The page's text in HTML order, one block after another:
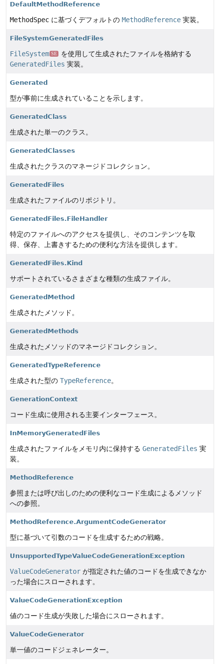
DefaultMethodReference
MethodSpec に基づくデフォルトの MethodReference 実装。
FileSystemGeneratedFiles
FileSystem SE
を使用して生成されたファイルを格納する
GeneratedFiles 実装。
Generated
型が事前に生成されていることを示します。
GeneratedClass
生成された単一のクラス。
GeneratedClasses
生成されたクラスのマネージドコレクション。
GeneratedFiles
生成されたファイルのリポジトリ。
GeneratedFiles.FileHandler
特定のファイルへのアクセスを提供し、そのコンテンツを取
得、保存、上書きするための便利な方法を提供します。
GeneratedFiles.Kind
サポートされているさまざまな種類の生成ファイル。
GeneratedMethod
生成されたメソッド。
GeneratedMethods
生成されたメソッドのマネージドコレクション。
GeneratedTypeReference
生成された型の TypeReference。
GenerationContext
コード生成に使用される主要インターフェース。
InMemoryGeneratedFiles
生成されたファイルをメモリ内に保持する GeneratedFiles 実
装。
MethodReference
参照または呼び出しのための便利なコード生成によるメソッド
への参照。
MethodReference.ArgumentCodeGenerator
型に基づいて引数のコードを生成するための戦略。
UnsupportedTypeValueCodeGenerationException
ValueCodeGenerator が指定された値のコードを生成できなか
った場合にスローされます。
ValueCodeGenerationException
値のコード生成が失敗した場合にスローされます。
ValueCodeGenerator
単一値のコードジェネレーター。